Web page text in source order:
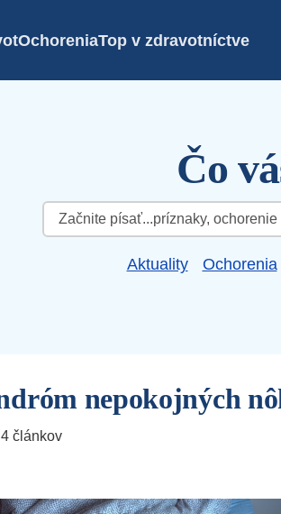
OchoreniaTop v zdravotníctve
Čo
Hľadať:
Aktuality Ochorenia
nepokojných
článkov